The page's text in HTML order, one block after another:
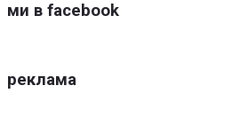
ми в facebook
реклама